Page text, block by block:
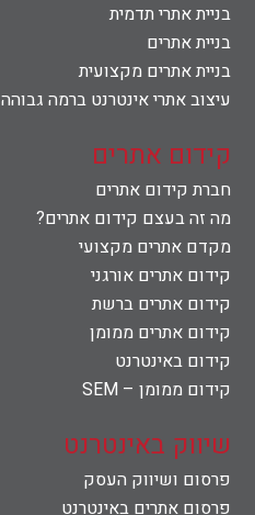
בניית אתרי תדמית
בניית אתרים
בניית אתרים מקצועית
עיצוב אתרי אינטרנט ברמה גבוהה
קידום אתרים
חברת קידום אתרים
מה זה בעצם קידום אתרים?
מקדם אתרים מקצועי
קידום אתרים אורגני
קידום אתרים ברשת
קידום אתרים ממומן
קידום באינטרנט
קידום ממומן – SEM
שיווק באינטרנט
פרסום ושיווק העסק
פרסום אתרים באינטרנט